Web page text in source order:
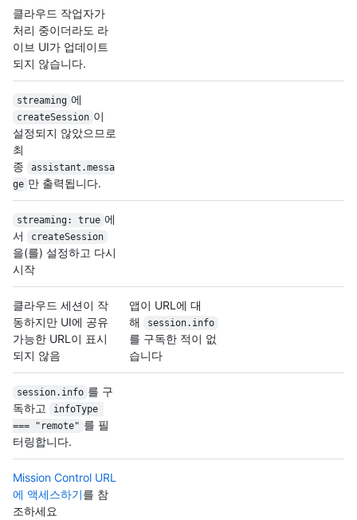
클라우드 작업자가
처리 중이더라도 라
이브 UI가 업데이트
되지 않습니다.
streaming 에
createSession 이
설정되지 않았으므로
최
종
assistant.messa
ge 만 출력됩니다.
streaming: true 에
서
createSession
을(를) 설정하고 다시
시작
클라우드 세션이 작
동하지만 UI에 공유
가능한 URL이 표시
되지 않음
앱이 URL에 대
해
session.info
를 구독한 적이 없
습니다
session.info 를 구
독하고
infoType
=== "remote" 를 필
터링합니다.
Mission Control URL
에 액세스하기를 참
조하세요